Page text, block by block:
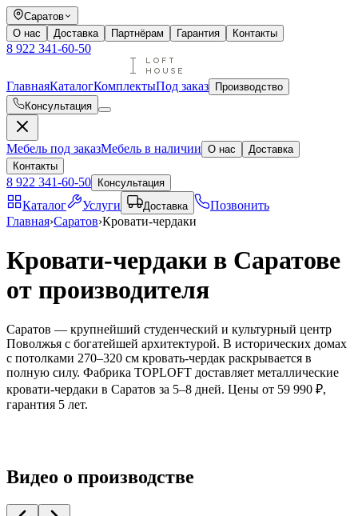
Саратов
О нас
Доставка Партнёрам Гарантия Контакты
8 922 341-60-50
ГлавнаяКаталогКомплектыПод заказ
Производство
Консультация
Мебель под заказМебель в наличии О нас
Доставка
Контакты
8 922 341-60-50 Консультация
Каталог Услуги Доставка
Позвонить
Главная›Саратов›Кровати-чердаки
Кровати-чердаки в Саратове
от производителя
Саратов — крупнейший студенческий и культурный центр
Поволжья с богатейшей архитектурой. В исторических домах
с потолками 270–320 см кровать-чердак раскрывается в
полную силу. Фабрика TOPLOFT доставляет металлические
кровати-чердаки в Саратов за 5–8 дней. Цены от 59 990 ₽,
гарантия 5 лет.
Видео о производстве